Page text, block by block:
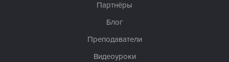
Партнёры
Блог
Преподаватели
Видеоуроки